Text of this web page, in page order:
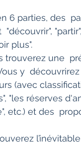
plus".
y
(avec
"les réserves
etc.) et des